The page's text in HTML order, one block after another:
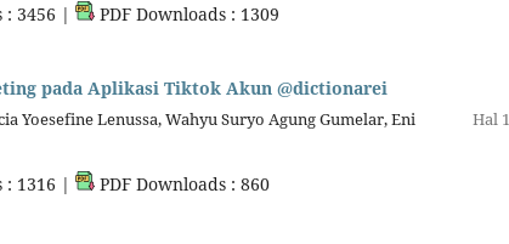
: 3456 | PDF Downloads : 1309
pada Aplikasi Tiktok Akun @dictionarei
Yoesefine Lenussa, Wahyu Suryo Agung Gumelar, Eni
Hal
: 1316 | PDF Downloads : 860